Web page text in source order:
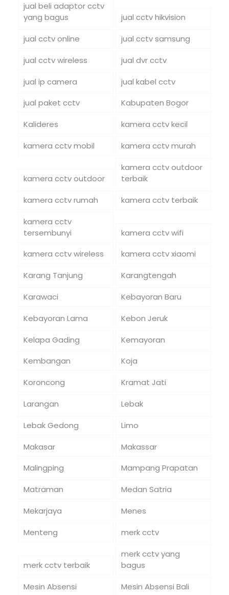
jual beli adaptor cctv
yang bagus
jual cctv hikvision
jual cctv online
jual cctv samsung
jual cctv wireless
jual dvr cctv
jual ip camera
jual kabel cctv
jual paket cctv
Kabupaten Bogor
Kalideres
kamera cctv kecil
kamera cctv mobil
kamera cctv murah
kamera cctv outdoor
kamera cctv outdoor
terbaik
kamera cctv rumah
kamera cctv terbaik
kamera cctv
tersembunyi
kamera cctv wifi
kamera cctv wireless
kamera cctv xiaomi
Karang Tanjung
Karangtengah
Karawaci
Kebayoran Baru
Kebayoran Lama
Kebon Jeruk
Kelapa Gading
Kemayoran
Kembangan
Koja
Koroncong
Kramat Jati
Larangan
Lebak
Lebak Gedong
Limo
Makasar
Makassar
Malingping
Mampang Prapatan
Matraman
Medan Satria
Mekarjaya
Menes
Menteng
merk cctv
merk cctv terbaik
merk cctv yang
bagus
Mesin Absensi
Mesin Absensi Bali